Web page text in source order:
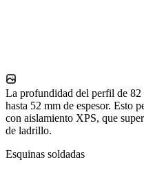
La profundidad del perfil de 82
hasta 52 mm de espesor. Esto
con aislamiento XPS, que
de ladrillo.
Esquinas soldadas